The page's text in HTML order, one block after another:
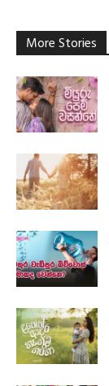
More Stories